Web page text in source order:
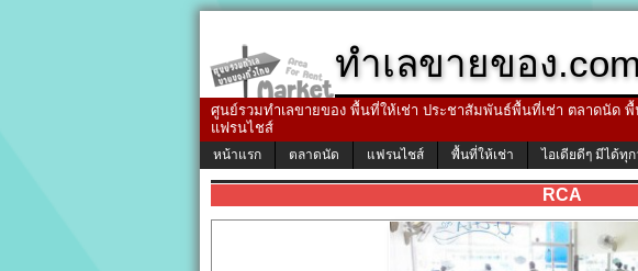
ทำเลขายของ
ศูนย์รวมทำเลขายของ พื้นที่ให้เช่า ประชาสัมพันธ์พื้นที่เช่า ตลาดนัด
แฟรนไชส์
หน้าแรก ตลาดนัด แฟรนไชส์ พื้นที่ให้เช่า ไอเดียดีๆ มีได้ทุ
RCA